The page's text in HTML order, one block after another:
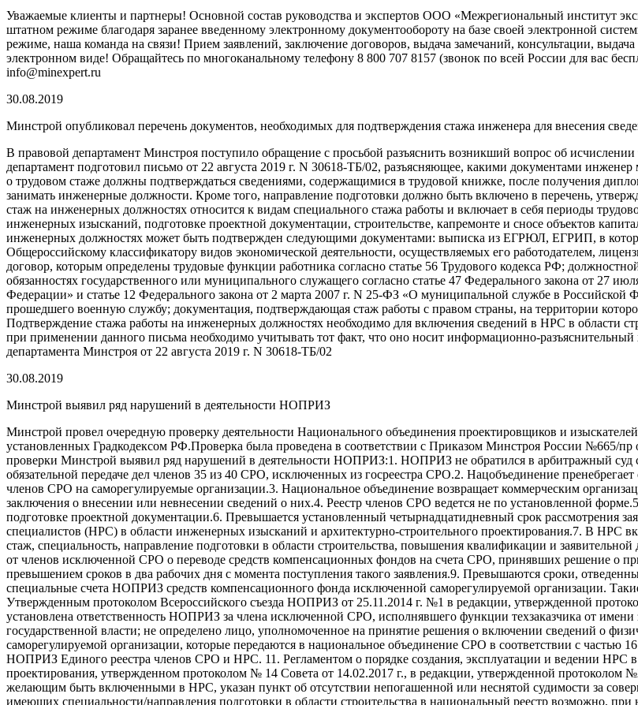
Уважаемые клиенты и партнеры! Основной состав руководства и экспертов ООО «Межрегиональный институт
штатном режиме благодаря заранее введенному электронному документообороту на базе своей электронной
режиме, наша команда на связи! Прием заявлений, заключение договоров, выдача замечаний, консультации,
электронном виде! Обращайтесь по многоканальному телефону 8 800 707 8157 (звонок по всей России для вас
info@minexpert.ru
30.08.2019
Минстрой опубликовал перечень документов, необходимых для подтверждения стажа инженера для внесения
В правовой департамент Минстроя поступило обращение с просьбой разъяснить возникший вопрос об
департамент подготовил письмо от 22 августа 2019 г. N 30618-ТБ/02, разъясняющее, какими документами
о трудовом стаже должны подтверждаться сведениями, содержащимися в трудовой книжке, после получения
занимать инженерные должности. Кроме того, направление подготовки должно быть включено в перечень,
стаж на инженерных должностях относится к видам специального стажа работы и включает в себя периоды
инженерных изысканий, подготовке проектной документации, строительстве, капремонте и сносе объектов
инженерных должностях может быть подтвержден следующими документами: выписка из ЕГРЮЛ, ЕГРИП, в
Общероссийскому классификатору видов экономической деятельности, осуществляемых его работодателем,
договор, которым определены трудовые функции работника согласно статье 56 Трудового кодекса РФ;
обязанностях государственного или муниципального служащего согласно статье 47 Федерального закона от 27
Федерации» и статье 12 Федерального закона от 2 марта 2007 г. N 25-ФЗ «О муниципальной службе в
прошедшего военную службу; документация, подтверждающая стаж работы с правом страны, на территории
Подтверждение стажа работы на инженерных должностях необходимо для включения сведений в НРС в области
при применении данного письма необходимо учитывать тот факт, что оно носит информационно-
департамента Минстроя от 22 августа 2019 г. N 30618-ТБ/02
30.08.2019
Минстрой выявил ряд нарушений в деятельности НОПРИЗ
Минстрой провел очередную проверку деятельности Национального объединения проектировщиков и
установленных Градкодексом РФ.Проверка была проведена в соответствии с Приказом Минстроя России №665/пр
проверки Минстрой выявил ряд нарушений в деятельности НОПРИЗ:1. НОПРИЗ не обратился в арбитражный суд
обязательной передаче дел членов 35 из 40 СРО, исключенных из госреестра СРО.2. Нацобъединение
членов СРО на саморегулируемые организации.3. Национальное объединение возвращает коммерческим
заключения о внесении или невнесении сведений о них.4. Реестр членов СРО ведется не по установленной
подготовке проектной документации.6. Превышается установленный четырнадцатидневный срок рассмотрения
специалистов (НРС) в области инженерных изысканий и архитектурно-строительного проектирования.7. В
стаж, специальность, направление подготовки в области строительства, повышения квалификации и
от членов исключенной СРО о переводе средств компенсационных фондов на счета СРО, принявших решение о
превышением сроков в два рабочих дня с момента поступления такого заявления.9. Превышаются сроки,
специальные счета НОПРИЗ средств компенсационного фонда исключенной саморегулируемой организации.
Утвержденным протоколом Всероссийского съезда НОПРИЗ от 25.11.2014 г. №1 в редакции, утвержденной
установлена ответственность НОПРИЗ за члена исключенной СРО, исполнявшего функции техзаказчика от
государственной власти; не определено лицо, уполномоченное на принятие решения о включении сведений о
саморегулируемой организации, которые передаются в национальное объединение СРО в соответствии с частью
НОПРИЗ Единого реестра членов СРО и НРС. 11. Регламентом о порядке создания, эксплуатации и ведении НРС
проектирования, утвержденном протоколом № 14 Совета от 14.02.2017 г., в редакции, утвержденной протоколом
желающим быть включенными в НРС, указан пункт об отсутствии непогашенной или неснятой судимости за
имеющих специальности/направления подготовки в области строительства в национальный реестр возможно,